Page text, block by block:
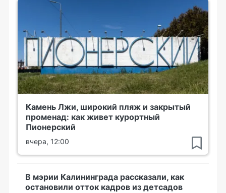
Камень Лжи, широкий пляж и закрытый
променад: как живет курортный
Пионерский
вчера, 12:00
В мэрии Калининграда рассказали, как
остановили отток кадров из детсадов